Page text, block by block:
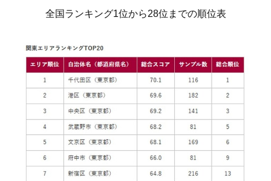
全国ランキング1位から28位までの順位表